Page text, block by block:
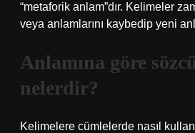
“metaforik anlam”dır. Kelimeler
veya anlamlarını kaybedip yeni
Anlamına göre
nelerdir?
Kelimelere cümlelerde nasıl